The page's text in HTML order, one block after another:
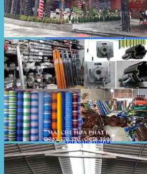
Hòa Phát Đạt
Giới thiệu Hòa Phát Đạt
Sản Phẩm
Sản Phẩm Bạt Che Ngoài
Bạt che nắng mưa
Bạt kéo ngoài trời
Bạt che tự cuốn
Bạt nhựa xanh cam
Bạt sọc 3 màu
Bạt nhựa giá rẻ
Bạt lót ao hồ
Bạt nhựa đen HDPE
Màng chống thấm
Sản Phẩm Dù Che Ngoài
Dù che nắng
Dù che quán cafe
Dù che sự kiện
Dù lệch tâm